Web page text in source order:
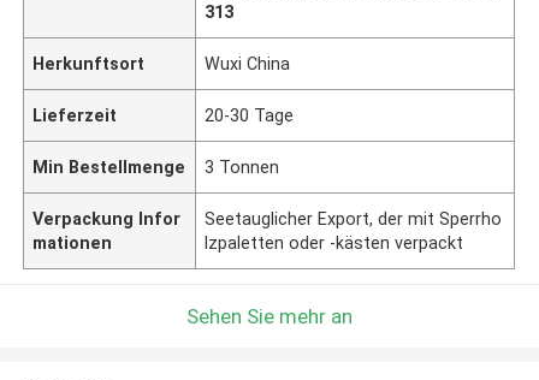
313
Herkunftsort Wuxi China
Lieferzeit 20-30 Tage
Min Bestellmenge 3 Tonnen
Verpackung Infor
mationen
Seetauglicher Export, der mit Sperrho
lzpaletten oder -kästen verpackt
Sehen Sie mehr an